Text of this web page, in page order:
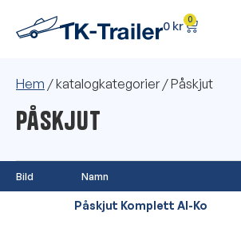
0 kr 0
Hem / katalogkategorier / Påskjut
Påskjut
Bild Namn
Påskjut Komplett Al-Ko